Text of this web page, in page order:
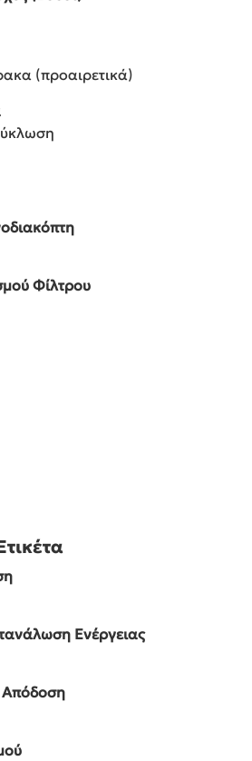
(προαιρετικά)
Φίλτρου
Ενέργειας
Απόδοση